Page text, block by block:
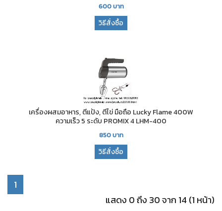
600บาท
วิธีสั่งซื้อ
เครื่องผสมอาหาร, ตีแป้ง, ตีไข่ มือถือ Lucky Flame 400W
ความเร็ว 5 ระดับ PROMIX 4 LHM-400
850บาท
วิธีสั่งซื้อ
1
แสดง 0 ถึง 30 จาก 14 (1 หน้า)